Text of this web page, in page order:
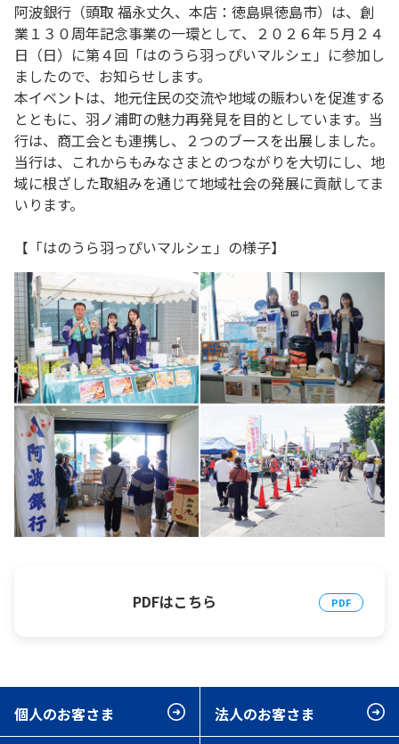
阿波銀行（頭取 福永丈久、本店：徳島県徳島市）は、創
業１３０周年記念事業の一環として、２０２６年５月２４
日（日）に第４回「はのうら羽っぴいマルシェ」に参加し
ましたので、お知らせします。
本イベントは、地元住民の交流や地域の賑わいを促進する
とともに、羽ノ浦町の魅力再発見を目的としています。当
行は、商工会とも連携し、２つのブースを出展しました。
当行は、これからもみなさまとのつながりを大切にし、地
域に根ざした取組みを通じて地域社会の発展に貢献してま
いります。
【「はのうら羽っぴいマルシェ」の様子】
PDFはこちら
個人のお客さま 法人のお客さま